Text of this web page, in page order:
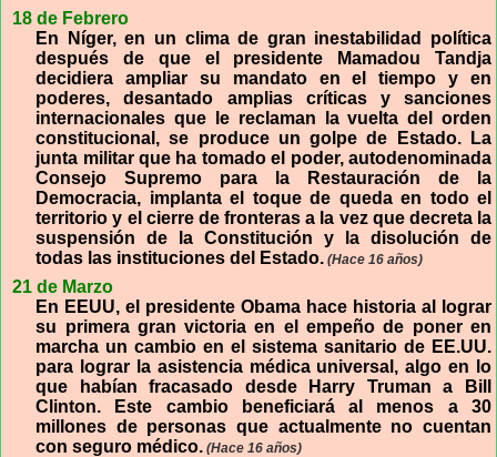
18 de Febrero
En Níger, en un clima de gran inestabilidad política
después de que el presidente Mamadou Tandja
decidiera ampliar su mandato en el tiempo y en
poderes, desantado amplias críticas y sanciones
internacionales que le reclaman la vuelta del orden
constitucional, se produce un golpe de Estado. La
junta militar que ha tomado el poder, autodenominada
Consejo Supremo para la Restauración de la
Democracia, implanta el toque de queda en todo el
territorio y el cierre de fronteras a la vez que decreta la
suspensión de la Constitución y la disolución de
todas las instituciones del Estado. (Hace 16 años)
21 de Marzo
En EEUU, el presidente Obama hace historia al lograr
su primera gran victoria en el empeño de poner en
marcha un cambio en el sistema sanitario de EE.UU.
para lograr la asistencia médica universal, algo en lo
que habían fracasado desde Harry Truman a Bill
Clinton. Este cambio beneficiará al menos a 30
millones de personas que actualmente no cuentan
con seguro médico. (Hace 16 años)